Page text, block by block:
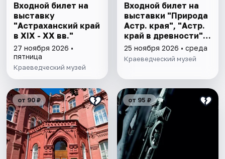
Входной билет на
выставку
"Астраханский край
в XIX - XX вв."
27 ноября 2026 •
пятница
Краеведческий музей
Входной билет на
выставки "Природа
Астр. края", "Астр.
край в древности",
"Заселение Астр.
края"
25 ноября 2026 • среда
Краеведческий музей
от 90 ₽ от 95 ₽